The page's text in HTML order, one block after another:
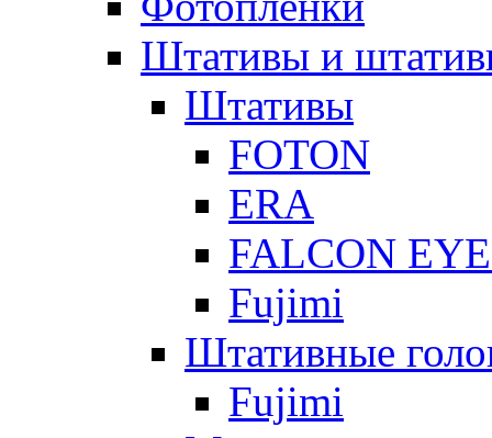
Штативы и
Штативы
FOTON
ERA
FALCON
Fujimi
Штативные
Fujimi